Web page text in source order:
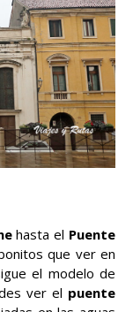
hasta el Puente
que ver en
el modelo de
ver el puente